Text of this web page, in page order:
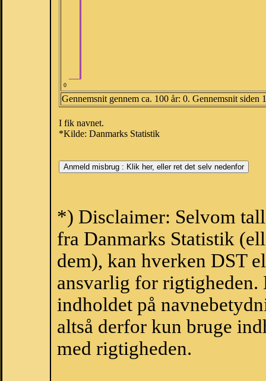
0
Gennemsnit gennem ca. 100 år: 0. Gennemsnit siden
I fik navnet.
*Kilde: Danmarks Statistik
*) Disclaimer: Selvom
fra Danmarks Statistik
dem), kan hverken DST
ansvarlig for
indholdet på
altså derfor kun bruge
med rigtigheden.